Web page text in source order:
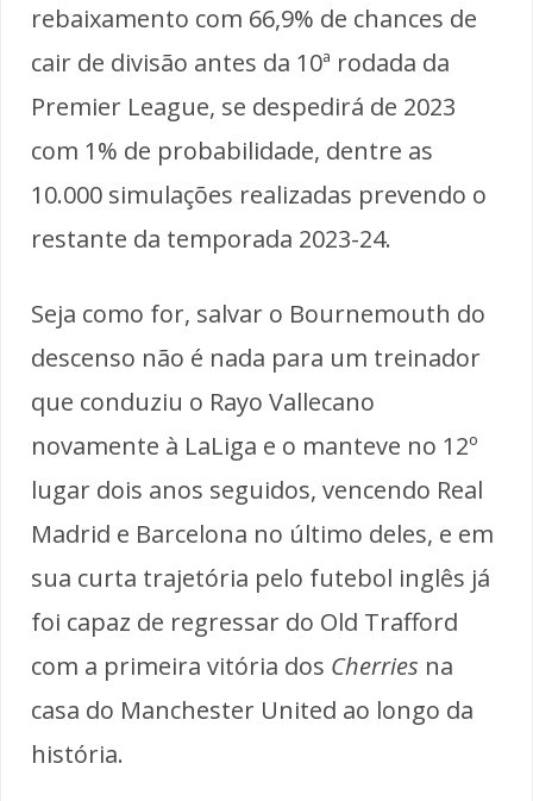
rebaixamento com 66,9% de chances de
cair de divisão antes da 10ª rodada da
Premier League, se despedirá de 2023
com 1% de probabilidade, dentre as
10.000 simulações realizadas prevendo o
restante da temporada 2023-24.
Seja como for, salvar o Bournemouth do
descenso não é nada para um treinador
que conduziu o Rayo Vallecano
novamente à LaLiga e o manteve no 12º
lugar dois anos seguidos, vencendo Real
Madrid e Barcelona no último deles, e em
sua curta trajetória pelo futebol inglês já
foi capaz de regressar do Old Trafford
com a primeira vitória dos Cherries na
casa do Manchester United ao longo da
história.